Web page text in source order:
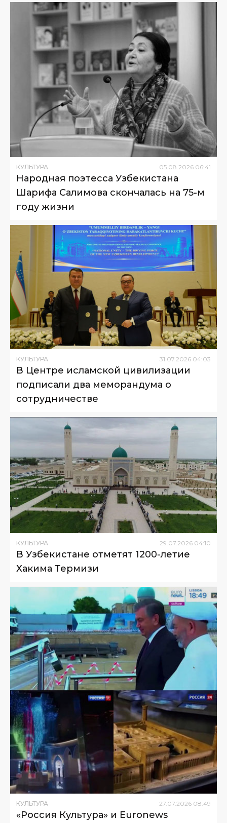
КУЛЬТУРА 05.08.2026 06:41
Народная поэтесса Узбекистана
Шарифа Салимова скончалась на 75-м
году жизни
КУЛЬТУРА 31 07 2026 04:03
В Центре исламской цивилизации
подписали два меморандума о
сотрудничестве
КУЛЬТУРА 29.07.2026 04:10
В Узбекистане отметят 1200-летие
Хакима Термизи
КУЛЬТУРА 27.07.2026 08:49
«Россия Культура» и Euronews